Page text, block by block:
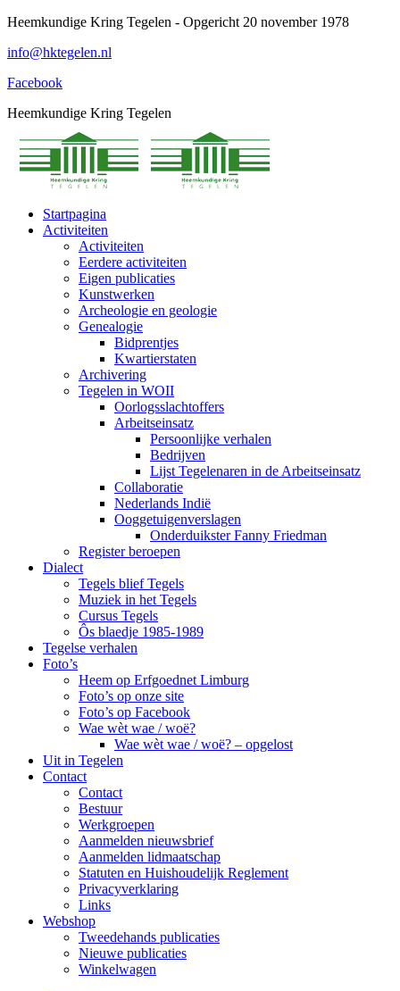
Spring
content
Heemkundige Kring Tegelen - Opgericht 20 november 1978
info@hktegelen.nl
Facebook
Heemkundige Kring Tegelen
Startpagina
Activiteiten
Activiteiten
Eerdere activiteiten
Eigen publicaties
Kunstwerken
Archeologie en geologie
Genealogie
Bidprentjes
Kwartierstaten
Archivering
Tegelen in WOII
Oorlogsslachtoffers
Arbeitseinsatz
Persoonlijke verhalen
Bedrijven
Lijst Tegelenaren in de Arbeitseinsatz
Collaboratie
Nederlands Indië
Ooggetuigenverslagen
Onderduikster Fanny Friedman
Register beroepen
Dialect
Tegels blief Tegels
Muziek in het Tegels
Cursus Tegels
Ôs blaedje 1985-1989
Tegelse verhalen
Foto’s
Heem op Erfgoednet Limburg
Foto’s op onze site
Foto’s op Facebook
Wae wèt wae / woë?
Wae wèt wae / woë? – opgelost
Uit in Tegelen
Contact
Contact
Bestuur
Werkgroepen
Aanmelden nieuwsbrief
Aanmelden lidmaatschap
Statuten en Huishoudelijk Reglement
Privacyverklaring
Links
Webshop
Tweedehands publicaties
Nieuwe publicaties
Winkelwagen